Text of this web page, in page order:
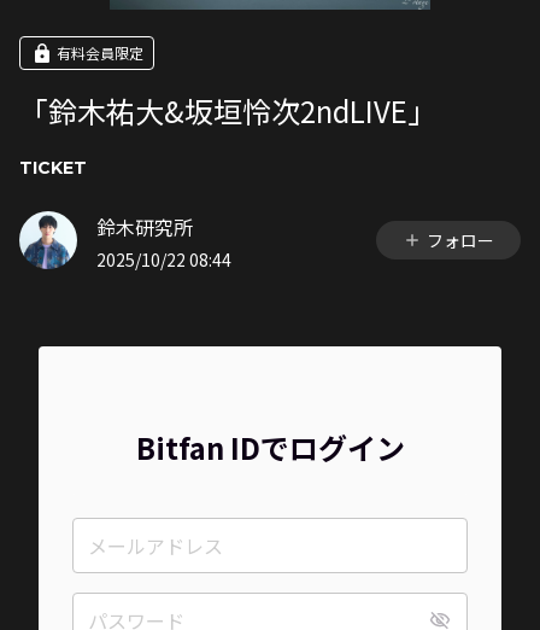
有料会員限定
「鈴木祐大&坂垣怜次2ndLIVE」
TICKET
鈴木研究所
2025/10/22 08:44
フォロー
Bitfan IDでログイン